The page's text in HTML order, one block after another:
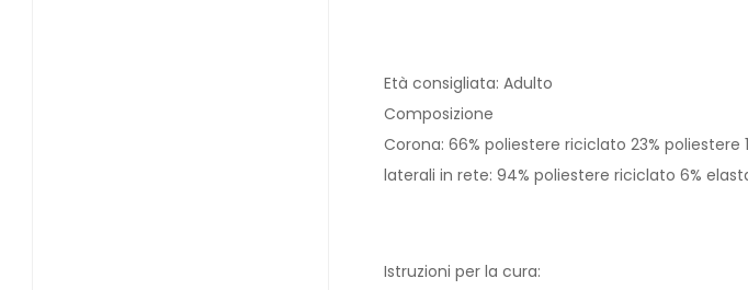
Età consigliata: Adulto
Composizione
Corona: 66% poliestere riciclato 23% poliestere
laterali in rete: 94% poliestere riciclato 6%
Istruzioni per la cura: